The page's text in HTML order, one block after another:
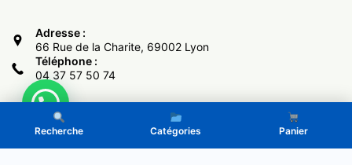
Adresse :
66 Rue de la Charite, 69002 Lyon
Téléphone :
04 37 57 50 74
Copyright © 2017 - El Monumental- Powered by LeGone.eu
Recherche Catégories Panier